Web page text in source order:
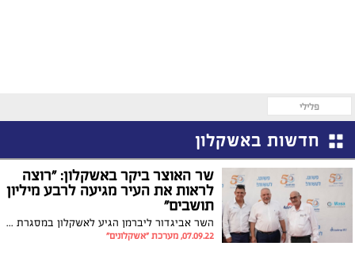
פלילי
חדשות באשקלון
שר האוצר ביקר באשקלון: "רוצה
לראות את העיר מגיעה לרבע מיליון
תושבים"
השר אביגדור ליברמן הגיע לאשקלון במסגרת אירוע לציון 50 שנות פעילות של קבוצת "פח תעש" באזור התעשייה הדרומי כשהוא שופע אופטימיות: "אם תהיה יציבות שלטונית, אין שום סיבה שתוך 4-5 שנים לא נעבור גם את שוויץ"
07.09.22, מערכת "אשקלונים"